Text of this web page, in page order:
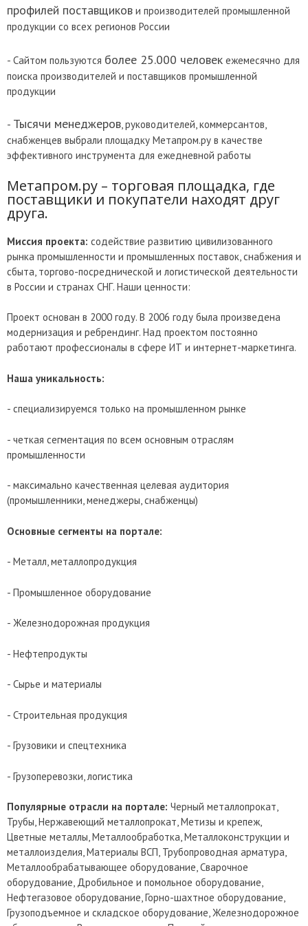
профилей поставщиков и производителей промышленной
продукции со всех регионов России
- Сайтом пользуются более 25.000 человек ежемесячно для
поиска производителей и поставщиков промышленной
продукции
- Тысячи менеджеров, руководителей, коммерсантов,
снабженцев выбрали площадку Метапром.ру в качестве
эффективного инструмента для ежедневной работы
Метапром.ру – торговая площадка, где
поставщики и покупатели находят друг
друга.
Миссия проекта: содействие развитию цивилизованного
рынка промышленности и промышленных поставок, снабжения и
сбыта, торгово-посреднической и логистической деятельности
в России и странах СНГ. Наши ценности:
Проект основан в 2000 году. В 2006 году была произведена
модернизация и ребрендинг. Над проектом постоянно
работают профессионалы в сфере ИТ и интернет-маркетинга.
Наша уникальность:
- специализируемся только на промышленном рынке
- четкая сегментация по всем основным отраслям
промышленности
- максимально качественная целевая аудитория
(промышленники, менеджеры, снабженцы)
Основные сегменты на портале:
- Металл, металлопродукция
- Промышленное оборудование
- Железнодорожная продукция
- Нефтепродукты
- Сырье и материалы
- Строительная продукция
- Грузовики и спецтехника
- Грузоперевозки, логистика
Популярные отрасли на портале: Черный металлопрокат,
Трубы, Нержавеющий металлопрокат, Метизы и крепеж,
Цветные металлы, Металлообработка, Металлоконструкции и
металлоизделия, Материалы ВСП, Трубопроводная арматура,
Металлообрабатывающее оборудование, Сварочное
оборудование, Дробильное и помольное оборудование,
Нефтегазовое оборудование, Горно-шахтное оборудование,
Грузоподъемное и складское оборудование, Железнодорожное